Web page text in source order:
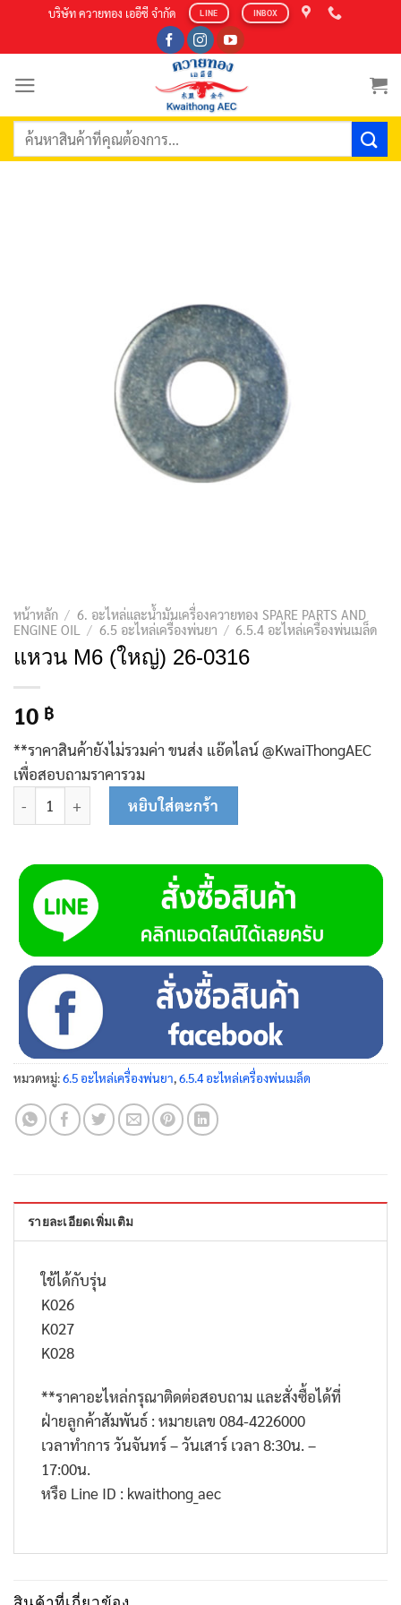
content
บริษัท ควายทอง เออีซี จำกัด LINE INBOX
ค้นหา:
หน้าหลัก / 6. อะไหล่และน้ำมันเครื่องควายทอง SPARE PARTS AND
ENGINE OIL
/ 6.5 อะไหล่เครื่องพ่นยา / 6.5.4 อะไหล่เครื่องพ่นเมล็ด
แหวน M6 (ใหญ่) 26-0316
10 ฿
**ราคาสินค้ายังไม่รวมค่า ขนส่ง แอ๊ดไลน์ @KwaiThongAEC
เพื่อสอบถามราคารวม
จำนวน แหวน M6 (ใหญ่) 26-0316 ชิ้น
หยิบใส่ตะกร้า
หมวดหมู่:6.5 อะไหล่เครื่องพ่นยา 6.5.4 อะไหล่เครื่องพ่นเมล็ด
รายละเอียดเพิ่มเติม
ใช้ได้กับรุ่น
K026
K027
K028
**ราคาอะไหล่กรุณาติดต่อสอบถาม และสั่งซื้อได้ที่
ฝ่ายลูกค้าสัมพันธ์ : หมายเลข 084-4226000
เวลาทำการ วันจันทร์ – วันเสาร์ เวลา 8:30น. –
17:00น.
หรือ Line ID : kwaithong_aec